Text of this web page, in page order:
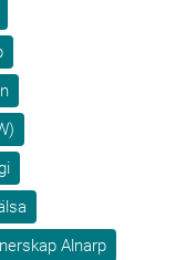
Alnarp